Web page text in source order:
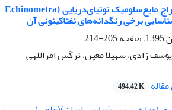
انتخاب حالت بهینه استخراج مایع‌سلومیک توتیای‌دریایی (Echinometra
205-214
زادی، سهیلا معین، نرگس امراللهی
494.42 K